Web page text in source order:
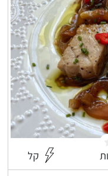
קל